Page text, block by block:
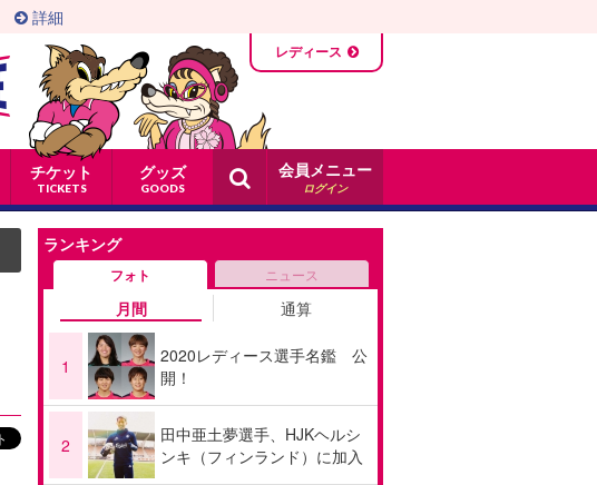
チケット
TICKETS
グッズ
GOODS
詳細
レディース
会員メニュー
ログイン
ランキング
フォト ニュース
月間 通算
1
2020レディース選手名鑑 公
開！
2
田中亜土夢選手、HJKヘルシ
ンキ（フィンランド）に加入